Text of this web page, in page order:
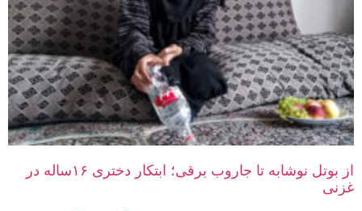
از بوتل نوشابه تا جاروب برقی؛ ابتکار دختری ۱۶‌ساله در
غزنی